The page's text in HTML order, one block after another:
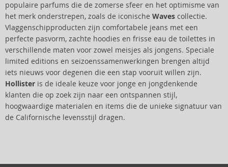
populaire parfums die de zomerse sfeer en het optimisme van
het merk onderstrepen, zoals de iconische Waves collectie.
Vlaggenschipproducten zijn comfortabele jeans met een
perfecte pasvorm, zachte hoodies en frisse eau de toilettes in
verschillende maten voor zowel meisjes als jongens. Speciale
limited editions en seizoenssamenwerkingen brengen altijd
iets nieuws voor degenen die een stap vooruit willen zijn.
Hollister is de ideale keuze voor jonge en jongdenkende
klanten die op zoek zijn naar een ontspannen stijl,
hoogwaardige materialen en items die de unieke signatuur van
de Californische levensstijl dragen.